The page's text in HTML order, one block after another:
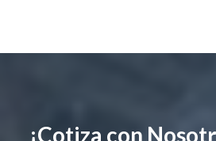
¡Cotiza con